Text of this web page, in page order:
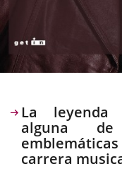
Descripción
La leyenda
alguna
carrera